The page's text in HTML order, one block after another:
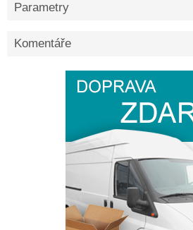
Parametry
Komentáře